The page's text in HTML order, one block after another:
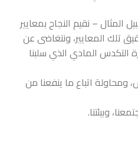
المثال – نقيم النجاح بمعايير
تلك المعايير، ونتغاضى عن
التكدس المادي الذي سلبنا
اتباع ما ينفعنا من
وبيئتنا.